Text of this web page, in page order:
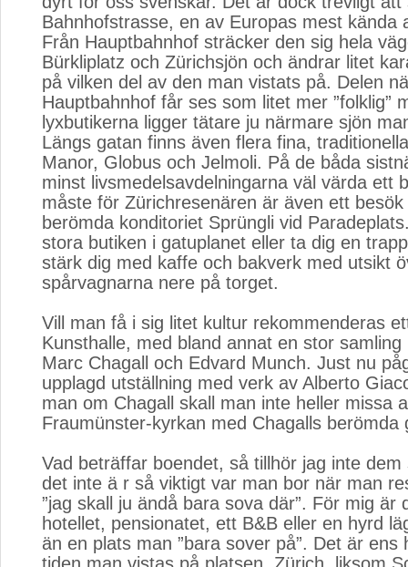
Bahnhofstrasse, en av Europas mest kända
Från Hauptbahnhof sträcker den sig hela
Bürkliplatz och Zürichsjön och ändrar litet
på vilken del av den man vistats på. Delen
Hauptbahnhof får ses som litet mer ”folklig”
lyxbutikerna ligger tätare ju närmare sjön
Längs gatan finns även flera fina,
Manor, Globus och Jelmoli. På de båda
minst livsmedelsavdelningarna väl värda ett
måste för Zürichresenären är även ett
berömda konditoriet Sprüngli vid
stora butiken i gatuplanet eller ta dig en
stärk dig med kaffe och bakverk med utsikt
spårvagnarna nere på torget.
Vill man få i sig litet kultur rekommenderas
Kunsthalle, med bland annat en stor samling
Marc Chagall och Edvard Munch. Just nu
upplagd utställning med verk av Alberto
man om Chagall skall man inte heller missa
Fraumünster-kyrkan med Chagalls berömda
Vad beträffar boendet, så tillhör jag inte
det inte ä r så viktigt var man bor när man
”jag skall ju ändå bara sova där”. För mig är
hotellet, pensionatet, ett B&B eller en hyrd
än en plats man ”bara sover på”. Det är ens